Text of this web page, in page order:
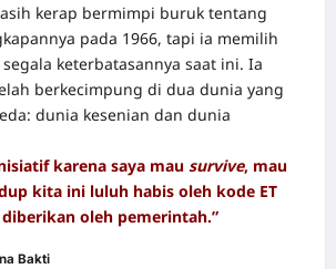
kerap bermimpi buruk tentang
pada 1966, tapi ia memilih
keterbatasannya saat ini. Ia
berkecimpung di dua dunia yang
dunia kesenian dan dunia
karena saya mau survive, mau
kita ini luluh habis oleh kode ET
oleh pemerintah.”
Bakti